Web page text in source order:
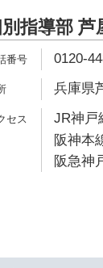
指導部 芦
0120-
兵庫県
JR神戸
阪神本
阪急神